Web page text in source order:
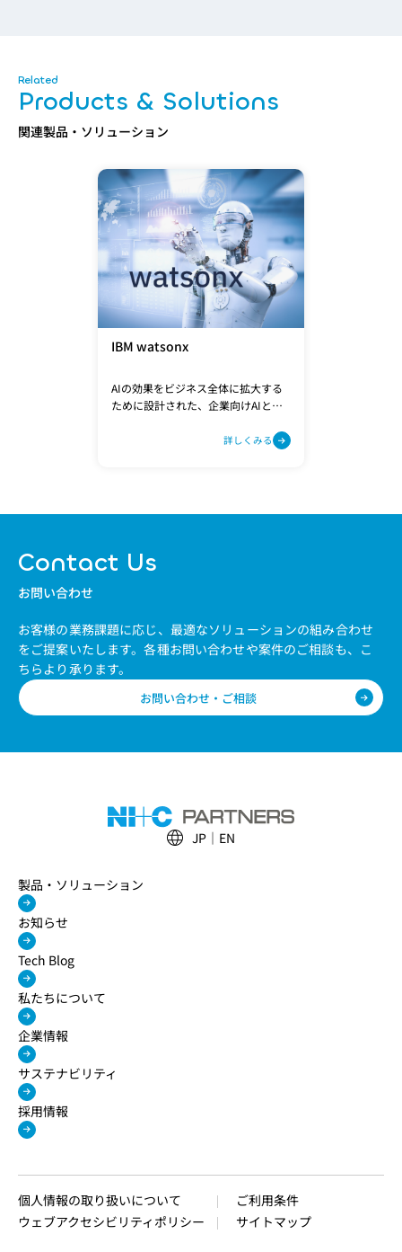
Products & Solutions
関連製品・ソリューション
IBM watsonx
AIの効果をビジネス全体に拡大する
ために設計された、企業向けAIと
詳しくみる
Contact Us
お問い合わせ
お客様の業務課題に応じ、最適なソリューションの組み合わせ
をご提案いたします。各種お問い合わせや案件のご相談も、こ
ちらより承ります。
お問い合わせ・ご相談
JP EN
製品・ソリューション
お知らせ
Tech Blog
私たちについて
企業情報
サステナビリティ
採用情報
個人情報の取り扱いについて
ご利用条件
ウェブアクセシビリティポリシー
サイトマップ